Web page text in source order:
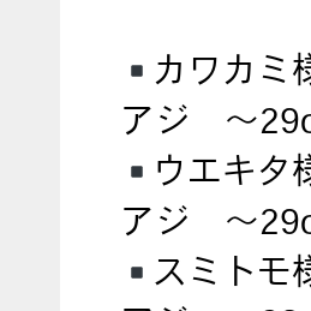
カワカミ
アジ ～
ウエキタ
アジ ～
スミトモ